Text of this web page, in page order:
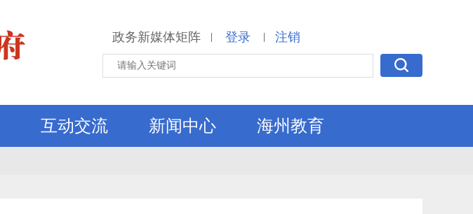
政务新媒体矩阵 | 登录 | 注销
互动交流 新闻中心 海州教育